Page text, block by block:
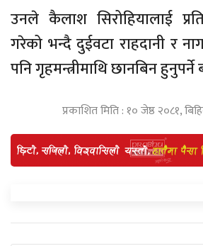
उनले कैलाश सिरोहियालाई
गरेको भन्दै दुईवटा राहदानी र
पनि गृहमन्त्रीमाथि छानबिन हुनुपर्ने
प्रकाशित मिति : १० जेष्ठ २०८१,